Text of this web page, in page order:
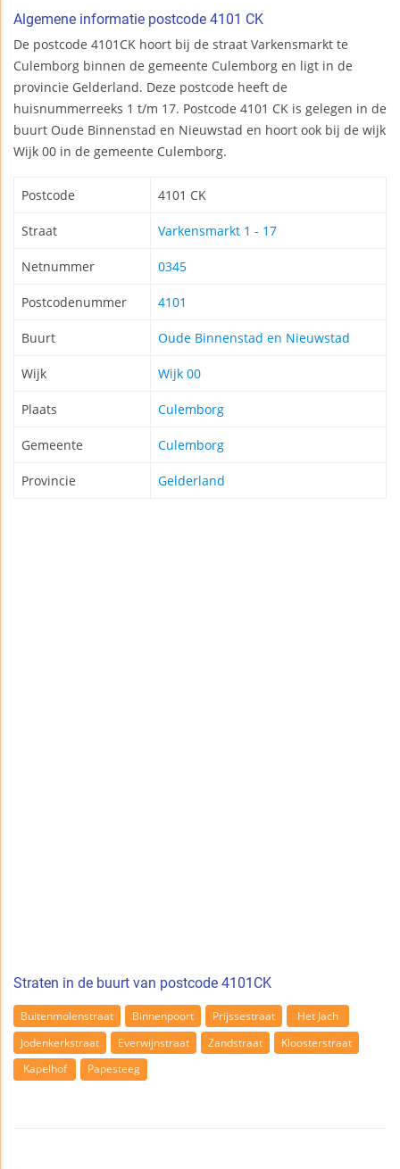
Algemene informatie postcode 4101 CK
De postcode 4101CK hoort bij de straat Varkensmarkt te
Culemborg binnen de gemeente Culemborg en ligt in de
provincie Gelderland. Deze postcode heeft de
huisnummerreeks 1 t/m 17. Postcode 4101 CK is gelegen in de
buurt Oude Binnenstad en Nieuwstad en hoort ook bij de wijk
Wijk 00 in de gemeente Culemborg.
Postcode 4101 CK
Straat Varkensmarkt 1 - 17
Netnummer 0345
Postcodenummer 4101
Buurt Oude Binnenstad en Nieuwstad
Wijk Wijk 00
Plaats Culemborg
Gemeente Culemborg
Provincie Gelderland
Straten in de buurt van postcode 4101CK
Buitenmolenstraat Binnenpoort Prijssestraat
Het Jach
Jodenkerkstraat
Everwijnstraat Zandstraat
Kloosterstraat
Kapelhof
Papesteeg